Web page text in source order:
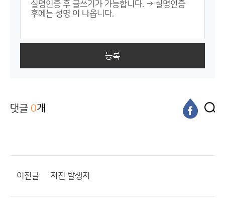
등록
댓글 0개
이전글 지진 발생지